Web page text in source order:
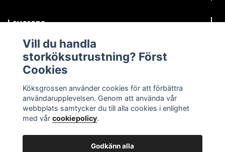
Leverans
Kundinformation
Vill du handla
storköksutrustning? Först
Cookies
Köksgrossen använder cookies för att förbättra
användarupplevelsen. Genom att använda vår
webbplats samtycker du till alla cookies i enlighet
med vår cookiepolicy.
Godkänn alla